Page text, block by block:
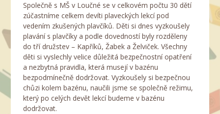
Společně s MŠ v Loučné se v celkovém počtu 30 dětí
zúčastníme celkem devíti plaveckých lekcí pod
vedením zkušených plavčíků. Děti si dnes vyzkoušely
plavání s plavčíky a podle dovedností byly rozděleny
do tří družstev – Kapříků, Žabek a Želviček. Všechny
děti si vyslechly velice důležitá bezpečnostní opatření
a nezbytná pravidla, která musejí v bazénu
bezpodmínečně dodržovat. Vyzkoušely si bezpečnou
chůzi kolem bazénu, naučili jsme se společně režimu,
který po celých devět lekcí budeme v bazénu
dodržovat.